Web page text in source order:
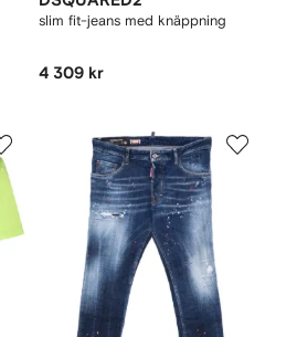
slim fit-jeans med knäppning
4 309 kr